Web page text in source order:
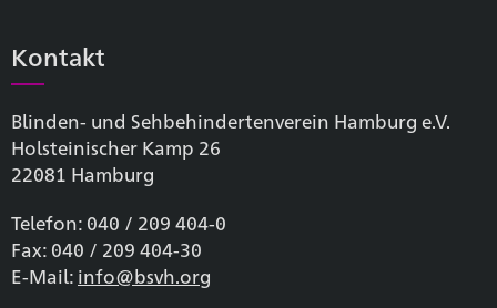
Kontakt
Blinden- und Sehbehinderten­verein Hamburg e.V.
Holsteinischer Kamp 26
22081 Hamburg
Telefon: 040 / 209 404-0
Fax: 040 / 209 404-30
E-Mail: info@bsvh.org